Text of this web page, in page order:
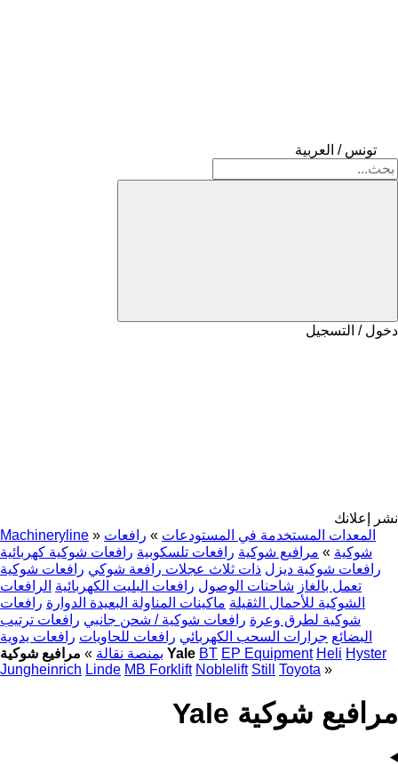
تونس / العربية
دخول / التسجيل
نشر إعلانك
Machineryline » المعدات المستخدمة في المستودعات » رافعات
شوكية » مرافيع شوكية رافعات تلسكوبية رافعات شوكية كهربائية
رافعات شوكية ديزل ذات ثلاث عجلات رافعة شوكي رافعات شوكية
تعمل بالغاز شاحنات الوصول رافعات البليت الكهربائية الرافعات
الشوكية للأحمال الثقيلة ماكينات المناولة البعيدة الدوارة رافعات
شوكية لطرق وعرة رافعات شوكية / شحن جانبي رافعات ترتيب
البضائع جرارات السحب الكهربائي رافعات للحاويات رافعات يدوية
بمنصة نقالة » مرافيع شوكية Yale BT EP Equipment Heli Hyster
Jungheinrich Linde MB Forklift Noblelift Still Toyota »
مرافيع شوكية Yale